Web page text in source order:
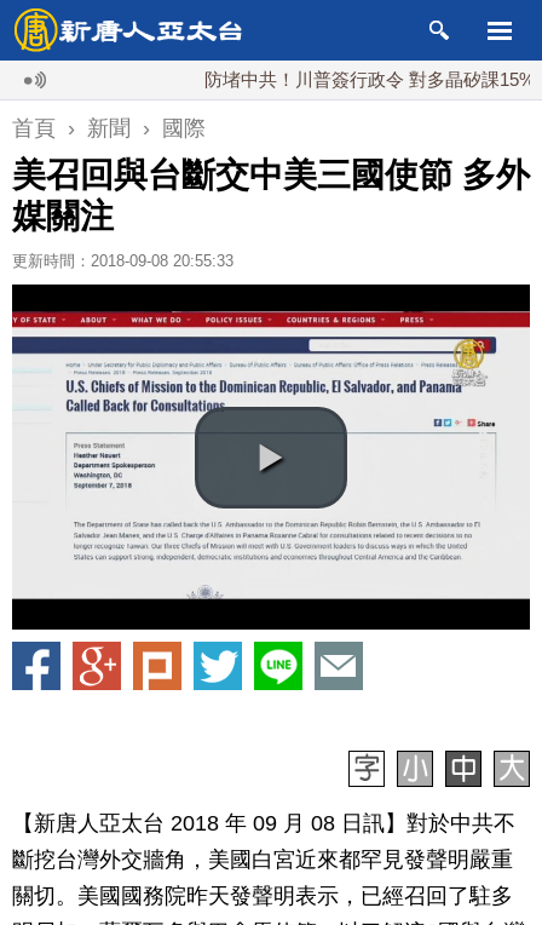
防堵中共！川普簽行政令 對多晶矽課15%關稅
首頁 › 新聞 › 國際
美召回與台斷交中美三國使節 多外
媒關注
更新時間：2018-09-08 20:55:33
【新唐人亞太台 2018 年 09 月 08 日訊】對於中共不
斷挖台灣外交牆角，美國白宮近來都罕見發聲明嚴重
關切。美國國務院昨天發聲明表示，已經召回了駐多